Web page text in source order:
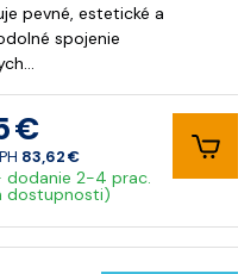
pevné, estetické a
spojenie
€
83,62 €
dodanie 2-4 prac.
dostupnosti)